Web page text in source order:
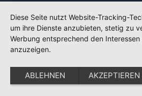
Diese Seite nutzt Website-Tracking-
um ihre Dienste anzubieten, stetig zu
Werbung entsprechend den
anzuzeigen.
ABLEHNEN AKZEPTIEREN